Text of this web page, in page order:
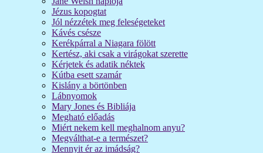
Jézus kopogtat
Jól nézzétek meg feleségeteket
Kávés csésze
Kerékpárral a Niagara fölött
Kertész, aki csak a virágokat szerette
Kérjetek és adatik néktek
Kútba esett szamár
Kislány a börtönben
Lábnyomok
Mary Jones és Bibliája
Megható előadás
Miért nekem kell meghalnom anyu?
Megválthat-e a természet?
Mennyit ér az imádság?